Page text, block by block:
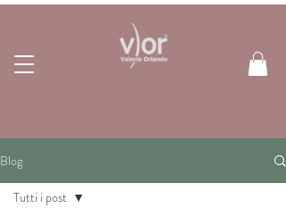
Blog
Tutti i post